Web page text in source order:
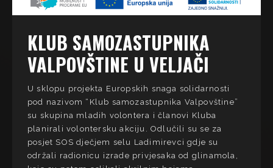
KLUB SAMOZASTUPNIKA
VALPOVŠTINE U VELJAČI
U sklopu projekta Europskih snaga solidarnosti
pod nazivom “Klub samozastupnika Valpovštine”
su skupina mladih volontera i članovi Kluba
planirali volontersku akciju. Odlučili su se za
posjet SOS dječjem selu Ladimirevci gdje su
održali radionicu izrade privjesaka od glinamola,